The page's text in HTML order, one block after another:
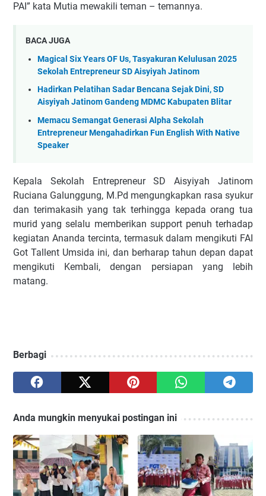
PAI” kata Mutia mewakili teman – temannya.
BACA JUGA
Magical Six Years OF Us, Tasyakuran Kelulusan 2025
Sekolah Entrepreneur SD Aisyiyah Jatinom
Hadirkan Pelatihan Sadar Bencana Sejak Dini, SD
Aisyiyah Jatinom Gandeng MDMC Kabupaten Blitar
Memacu Semangat Generasi Alpha Sekolah
Entrepreneur Mengahadirkan Fun English With Native
Speaker
Kepala Sekolah Entrepreneur SD Aisyiyah Jatinom
Ruciana Galunggung, M.Pd mengungkapkan rasa syukur
dan terimakasih yang tak terhingga kepada orang tua
murid yang selalu memberikan support penuh terhadap
kegiatan Ananda tercinta, termasuk dalam mengikuti FAI
Got Tallent Umsida ini, dan berharap tahun depan dapat
mengikuti Kembali, dengan persiapan yang lebih
matang.
Berbagi
Anda mungkin menyukai postingan ini